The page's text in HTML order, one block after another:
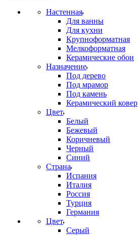
Настенная
Для ванны
Для кухни
Крупноформатная
Мелкоформатная
Керамические обои
Назначение
Под дерево
Под мрамор
Под камень
Керамический ковер
Цвет
Белый
Бежевый
Коричневый
Черный
Синий
Страна
Испания
Италия
Россия
Турция
Германия
Цвет
Серый